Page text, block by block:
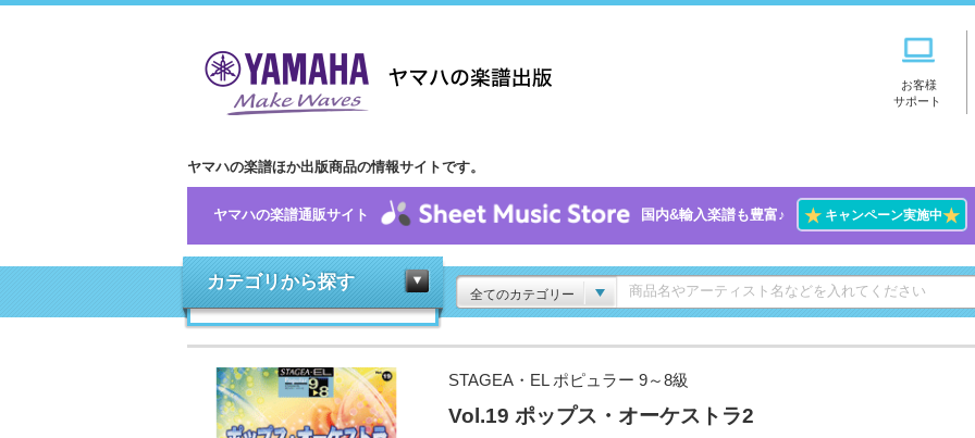
お客様
サポート
ヤマハの楽譜ほか出版商品の情報サイトです。
ヤマハの楽譜通販サイト 国内&輸入楽譜も豊富♪ ★キャンペーン実施中★
カテゴリから探す
全てのカテゴリー
STAGEA・EL ポピュラー 9～8級
Vol.19 ポップス・オーケストラ2